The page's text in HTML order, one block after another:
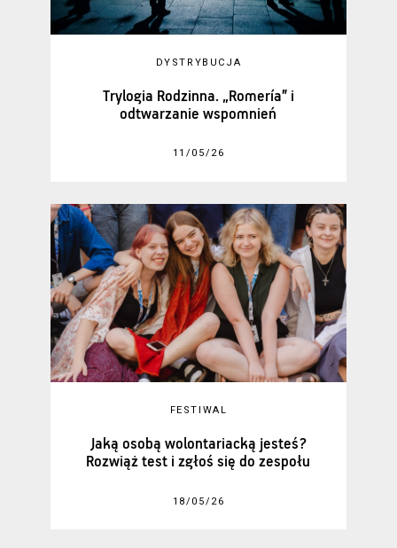
DYSTRYBUCJA
Trylogia Rodzinna. „Romería” i
odtwarzanie wspomnień
11/05/26
FESTIWAL
Jaką osobą wolontariacką jesteś?
Rozwiąż test i zgłoś się do zespołu
18/05/26